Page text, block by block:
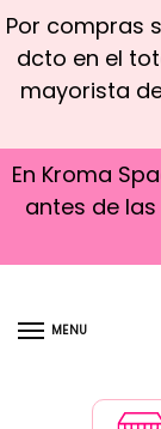
Por compras
dcto en el
mayorista
En Kroma
antes de las
MENU